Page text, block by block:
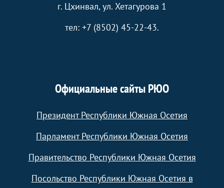
г. Цхинвал, ул. Хетагурова 1
тел: +7 (8502) 45-22-43.
Официальные сайты РЮО
Президент Республики Южная Осетия
Парламент Республики Южная Осетия
Правительство Республики Южная Осетия
Посольство Республики Южная Осетия в